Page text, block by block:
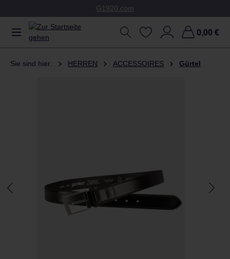
G1920.com
0,00 €
Sie sind hier: HERREN ACCESSOIRES Gürtel